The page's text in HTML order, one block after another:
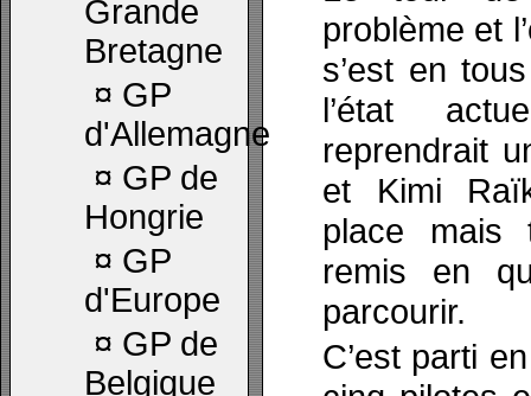
Grande
Bretagne
¤ GP
d'Allemagne
¤ GP de
Hongrie
¤ GP
d'Europe
¤ GP de
Belgique
problème et
s’est en
l’état
reprendrait
et Kimi
place mais
remis en
parcourir.
C’est parti